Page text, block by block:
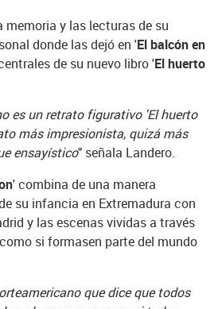
y las lecturas de su
donde las dejó en 'El balcón en
de su nuevo libro 'El huerto
es un retrato figurativo 'El huerto
más impresionista, quizá más
ensayístico" señala Landero.
' combina de una manera
su infancia en Extremadura con
y las escenas vividas a través
si formasen parte del mundo
que dice que todos